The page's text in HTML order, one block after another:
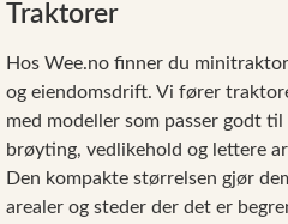
Vinter og snøutstyr
Reservedeler
Nye Wee produkter
Tilbud
Traktorer
Hos Wee.no finner du
og eiendomsdrift. Vi fører
med modeller som passer godt
brøyting, vedlikehold og lettere
Den kompakte størrelsen gjør
arealer og steder der det er